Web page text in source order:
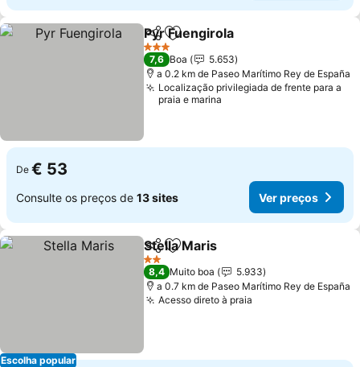
PartilharAdicionar aos favoritos
Pyr Fuengirola
3 Estrelas
7,6 Boa
5.653
a 0.2 km de Paseo Marítimo Rey de España
Localização privilegiada de frente para a
praia e marina
De € 53
Consulte os preços de 13 sites Ver preços
Escolha popular
PartilharAdicionar aos favoritos
Stella Maris
2 Estrelas
8,4 Muito boa
5.933
a 0.7 km de Paseo Marítimo Rey de España
Acesso direto à praia